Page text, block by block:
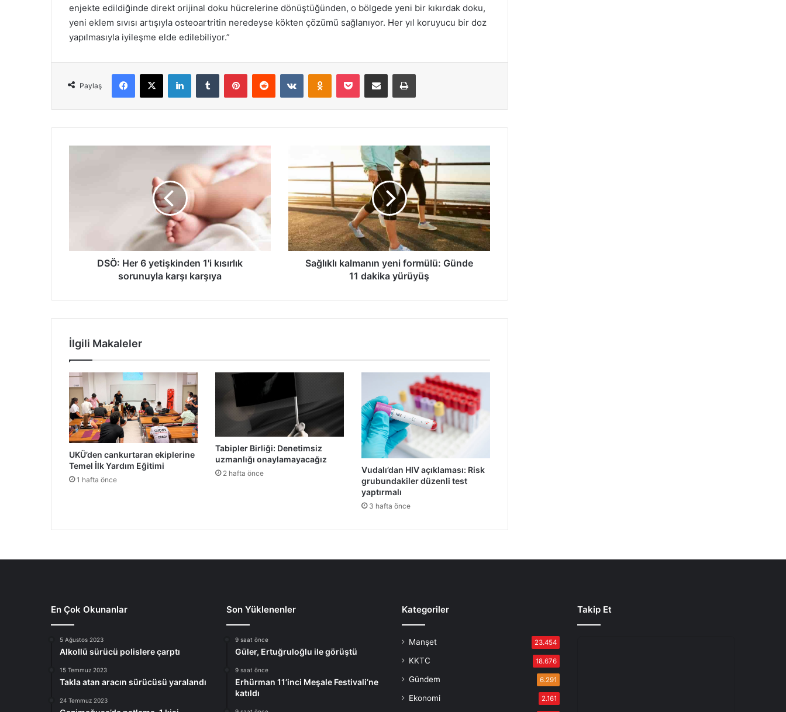
enjekte edildiğinde direkt orijinal doku hücrelerine dönüştüğünden, o bölgede yeni bir kıkırdak doku,
yeni eklem sıvısı artışıyla osteoartritin neredeyse kökten çözümü sağlanıyor. Her yıl koruyucu bir doz
yapılmasıyla iyileşme elde edilebiliyor.”
Paylaş
Facebook
X LinkedInTumblr PinterestReddit VKontakteOdnoklassniki
Pocket E-Posta ile paylaş Yazdır
karşıya
DSÖ: Her 6 yetişkinden 1'i kısırlık
sorunuyla karşı karşıya
kalmanın
Günde
11
dakika
yürüyüş
Sağlıklı kalmanın yeni formülü: Günde
11 dakika yürüyüş
İlgili Makaleler
UKÜ’den cankurtaran ekiplerine
Temel İlk Yardım Eğitimi
1 hafta önce
Tabipler Birliği: Denetimsiz
uzmanlığı onaylamayacağız
2 hafta önce
Vudalı’dan HIV açıklaması: Risk
grubundakiler düzenli test
yaptırmalı
3 hafta önce
En Çok Okunanlar
5 Ağustos 2023
Alkollü sürücü polislere çarptı
15 Temmuz 2023
Takla atan aracın sürücüsü yaralandı
24 Temmuz 2023
Son Yüklenenler
9 saat önce
Güler, Ertuğruloğlu ile görüştü
9 saat önce
Erhürman 11’inci Meşale Festivali’ne
katıldı
Kategoriler
Manşet 23.454
KKTC 18.676
Gündem 6.291
Ekonomi 2.161
Takip Et